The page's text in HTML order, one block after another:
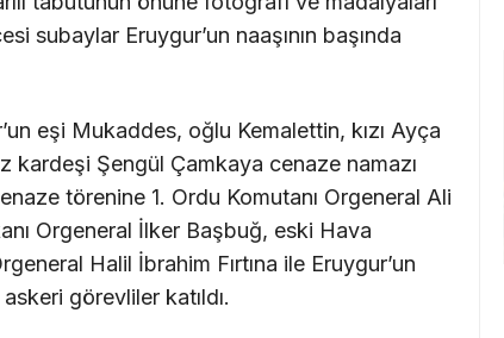
subaylar Eruygur’un naaşının başında
eşi Mukaddes, oğlu Kemalettin, kızı Ayça
kardeşi Şengül Çamkaya cenaze namazı
törenine 1. Ordu Komutanı Orgeneral Ali
Orgeneral İlker Başbuğ, eski Hava
Halil İbrahim Fırtına ile Eruygur’un
görevliler katıldı.